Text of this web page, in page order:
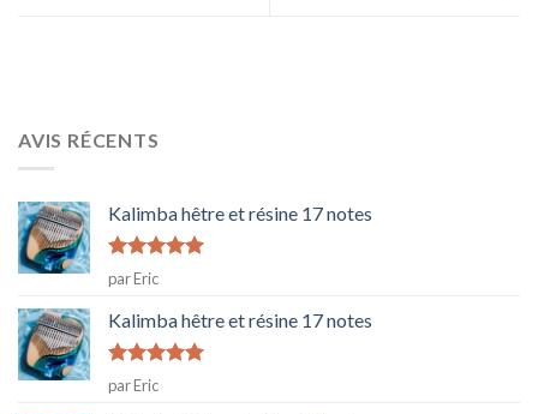
AVIS RÉCENTS
Kalimba hêtre et résine 17 notes
Note5
5
par Eric
Kalimba hêtre et résine 17 notes
Note5
5
par Eric